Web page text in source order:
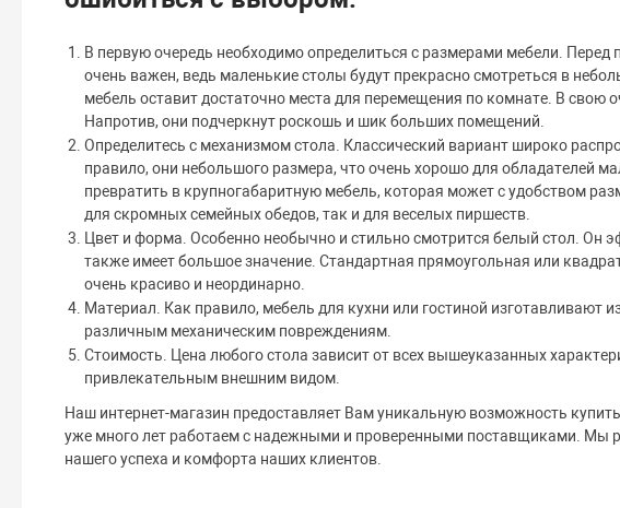
В первую очередь необходимо определиться с размерами мебели.
очень важен, ведь маленькие столы будут прекрасно смотреться в
мебель оставит достаточно места для перемещения по комнате. В свою
Напротив, они подчеркнут роскошь и шик больших помещений.
Определитесь с механизмом стола. Классический вариант широко
правило, они небольшого размера, что очень хорошо для обладателей
превратить в крупногабаритную мебель, которая может с удобством
для скромных семейных обедов, так и для веселых пиршеств.
Цвет и форма. Особенно необычно и стильно смотрится белый стол.
также имеет большое значение. Стандартная прямоугольная или
очень красиво и неординарно.
Материал. Как правило, мебель для кухни или гостиной изготавливают
различным механическим повреждениям.
Стоимость. Цена любого стола зависит от всех вышеуказанных
привлекательным внешним видом.
Наш интернет-магазин предоставляет Вам уникальную возможность
уже много лет работаем с надежными и проверенными поставщиками. Мы
нашего успеха и комфорта наших клиентов.